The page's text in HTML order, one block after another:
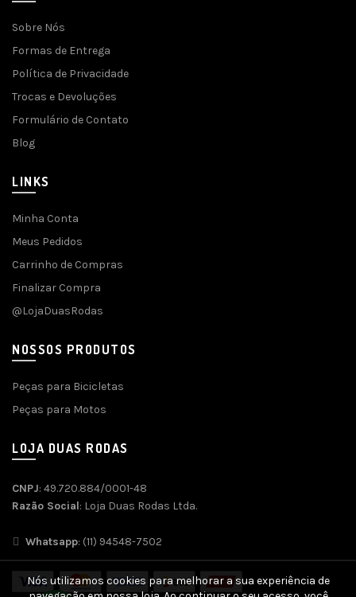
Sobre Nós
Formas de Entrega
Política de Privacidade
Trocas e Devoluções
Formulário de Contato
Blog
LINKS
Minha Conta
Meus Pedidos
Carrinho de Compras
Finalizar Compra
@LojaDuasRodas
NOSSOS PRODUTOS
Peças para Bicicletas
Peças para Motos
LOJA DUAS RODAS
CNPJ: 49.720.884/0001-48
Razão Social: Loja Duas Rodas Ltda.
Whatsapp: (11) 94548-7502
Nós utilizamos cookies para melhorar a sua experiência de